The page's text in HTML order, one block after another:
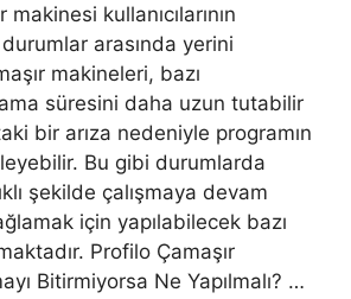
kullanıcılarının
arasında yerini
makineleri, bazı
süresini daha uzun tutabilir
bir arıza nedeniyle programın
Bu gibi durumlarda
şekilde çalışmaya devam
için yapılabilecek bazı
Profilo Çamaşır
Bitirmiyorsa Ne Yapılmalı? …